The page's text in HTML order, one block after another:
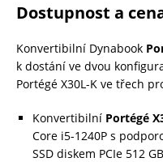
Dostupnost a
Konvertibilní Dynabook
k dostání ve dvou
Portégé X30L-K ve třech
Konvertibilní Portégé
Core i5-1240P s
SSD diskem PCIe 512